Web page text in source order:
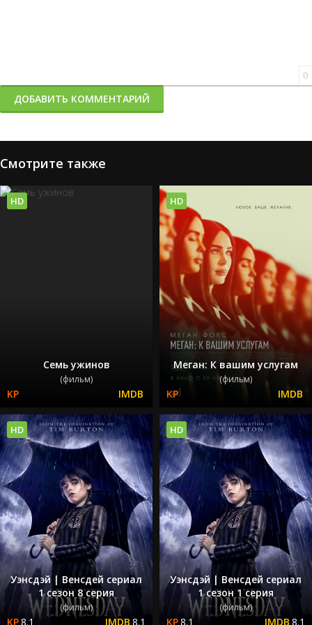
0
ДОБАВИТЬ КОММЕНТАРИЙ
Смотрите также
Семь ужинов
(фильм)
HD
Меган: К вашим услугам
(фильм)
HD
Уэнсдэй | Венсдей сериал
1 сезон 8 серия
(фильм)
8.1 8.1
HD
Уэнсдэй | Венсдей сериал
1 сезон 1 серия
(фильм)
8.1 8.1
HD